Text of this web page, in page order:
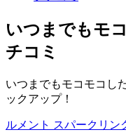
いつまでもモ
チコミ
いつまでもモコモコし
ックアップ！
ルメント スパークリン